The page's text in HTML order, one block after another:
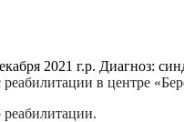
2021 г.р. Диагноз:
в центре
реабилитации.